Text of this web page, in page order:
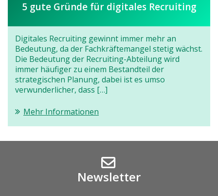
5 gute Gründe für digitales Recruiting
Digitales Recruiting gewinnt immer mehr an
Bedeutung, da der Fachkräftemangel stetig wächst.
Die Bedeutung der Recruiting-Abteilung wird
immer häufiger zu einem Bestandteil der
strategischen Planung, dabei ist es umso
verwunderlicher, dass […]
Mehr Informationen
Newsletter